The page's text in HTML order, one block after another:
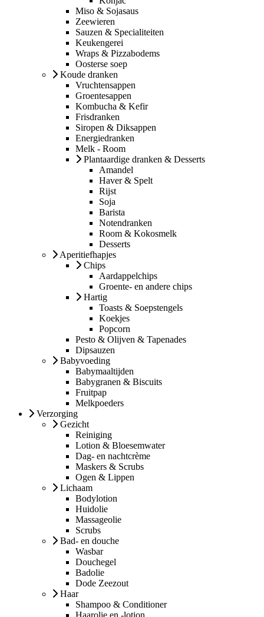
Miso & Sojasaus
Zeewieren
Sauzen & Specialiteiten
Keukengerei
Wraps & Pizzabodems
Oosterse soep
Koude dranken
Vruchtensappen
Groentesappen
Kombucha & Kefir
Frisdranken
Siropen & Diksappen
Energiedranken
Melk - Room
Plantaardige dranken & Desserts
Amandel
Haver & Spelt
Rijst
Soja
Barista
Notendranken
Room & Kokosmelk
Desserts
Aperitiefhapjes
Chips
Aardappelchips
Groente- en andere chips
Hartig
Toasts & Soepstengels
Koekjes
Popcorn
Pesto & Olijven & Tapenades
Dipsauzen
Babyvoeding
Babymaaltijden
Babygranen & Biscuits
Fruitpap
Melkpoeders
Verzorging
Gezicht
Reiniging
Lotion & Bloesemwater
Dag- en nachtcrème
Maskers & Scrubs
Ogen & Lippen
Lichaam
Bodylotion
Huidolie
Massageolie
Scrubs
Bad- en douche
Wasbar
Douchegel
Badolie
Dode Zeezout
Haar
Shampoo & Conditioner
Haarolie en -lotion